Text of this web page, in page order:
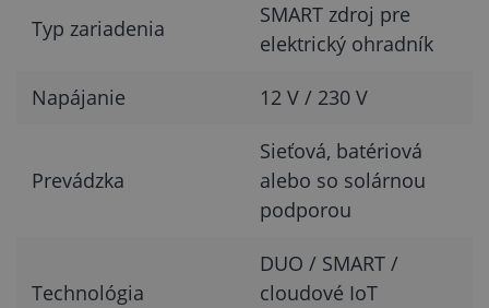
Typ zariadenia
SMART zdroj pre
elektrický ohradník
Napájanie 12 V / 230 V
Prevádzka
Sieťová, batériová
alebo so solárnou
podporou
Technológia
DUO / SMART /
cloudové IoT